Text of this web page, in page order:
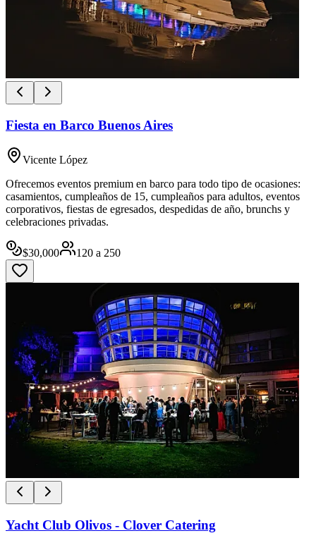
Fiesta en Barco Buenos Aires
Vicente López
Ofrecemos eventos premium en barco para todo tipo de ocasiones:
casamientos, cumpleaños de 15, cumpleaños para adultos, eventos
corporativos, fiestas de egresados, despedidas de año, brunchs y
celebraciones privadas.
$30,000 120 a 250
Yacht Club Olivos - Clover Catering